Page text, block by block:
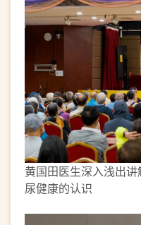
黄国田医生深入浅出
尿健康的认识